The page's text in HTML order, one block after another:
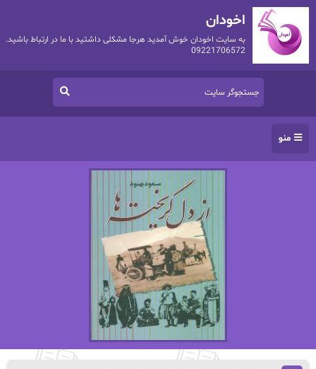
اخودان
به سایت اخودان خوش آمدید هرجا مشکلی داشتید با ما در ارتباط باشید.
09221706572
منو